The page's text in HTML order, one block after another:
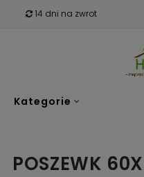
14 dni na zwrot
Kategorie
POSZEWK